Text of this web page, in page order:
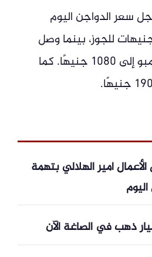
سعر الدواجن اليوم
الجامبو 210 جنيهات للجوز، بينما وصل
سعر 5 جوز حمام جامبو إلى 1080 جنيهًا. كما
أمير الهلالي بتهمة
ذهب في الصاغة الآن